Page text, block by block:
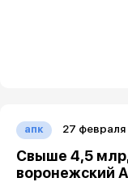
апк 27 февраля
Свыше 4,5
воронежский